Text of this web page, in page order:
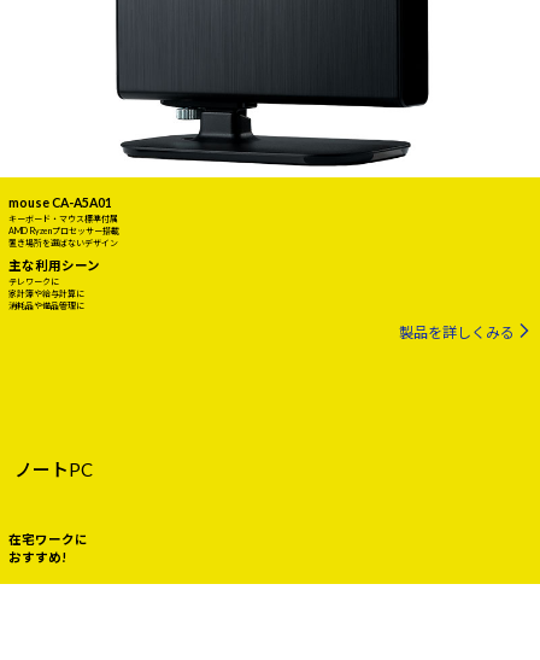
mouse CA-A5A01
キーボード・マウス標準付属
AMD Ryzenプロセッサー搭載
置き場所を選ばないデザイン
主な利用シーン
テレワークに
家計簿や給与計算に
消耗品や備品管理に
製品を詳しくみる
ノートPC
在宅ワークに
おすすめ!